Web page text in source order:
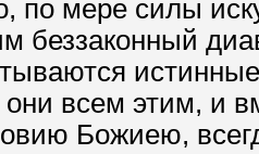
по мере силы
беззаконный
всем этим, и
Божиею,